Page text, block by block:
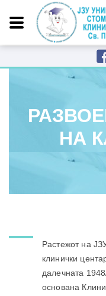
НА
Растежот на
клинички
далечната
основана